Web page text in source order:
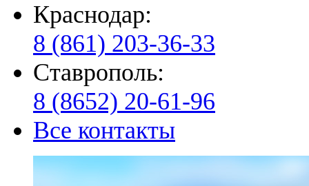
Краснодар:
8 (861) 203-36-33
Ставрополь:
8 (8652) 20-61-96
Все контакты